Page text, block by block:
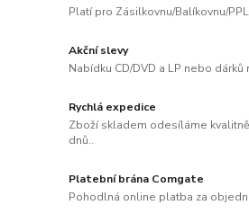
Platí pro Zásilkovnu/Balíkovnu/
Akční slevy
Nabídku CD/DVD a LP nebo
Rychlá expedice
Zboží skladem odesíláme
dnů..
Platební brána Comgate
Pohodlná online platba za